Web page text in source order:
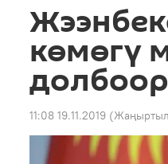
көмөгү
11:08 19.11.2019